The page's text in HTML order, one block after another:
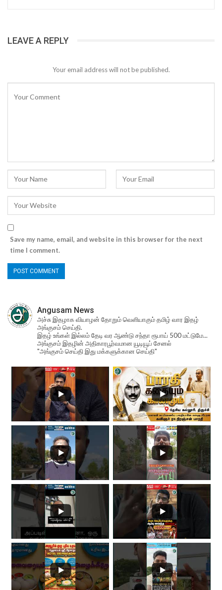
LEAVE A REPLY
Your email address will not be published.
Save my name, email, and website in this browser for the next
time I comment.
Angusam News
அச்சு இதழாக வியாழன் தோறும் வெளியாகும் தமிழ் வார இதழ்
அங்குசம் செய்தி.
இதழ் உங்கள் இல்லம் தேடி வர ஆண்டு சந்தா ரூபாய் 500 மட்டுமே...
அங்குசம் இதழின் அதிகாரபூர்வமான யூடியூப் சேனல்
"அங்குசம் செய்தி இது மக்களுக்கான செய்தி"